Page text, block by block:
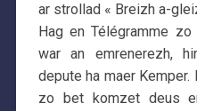
ar strollad « Breizh a-
Hag en Télégramme
war an emrenerezh,
depute ha maer Kemper.
zo bet komzet deus